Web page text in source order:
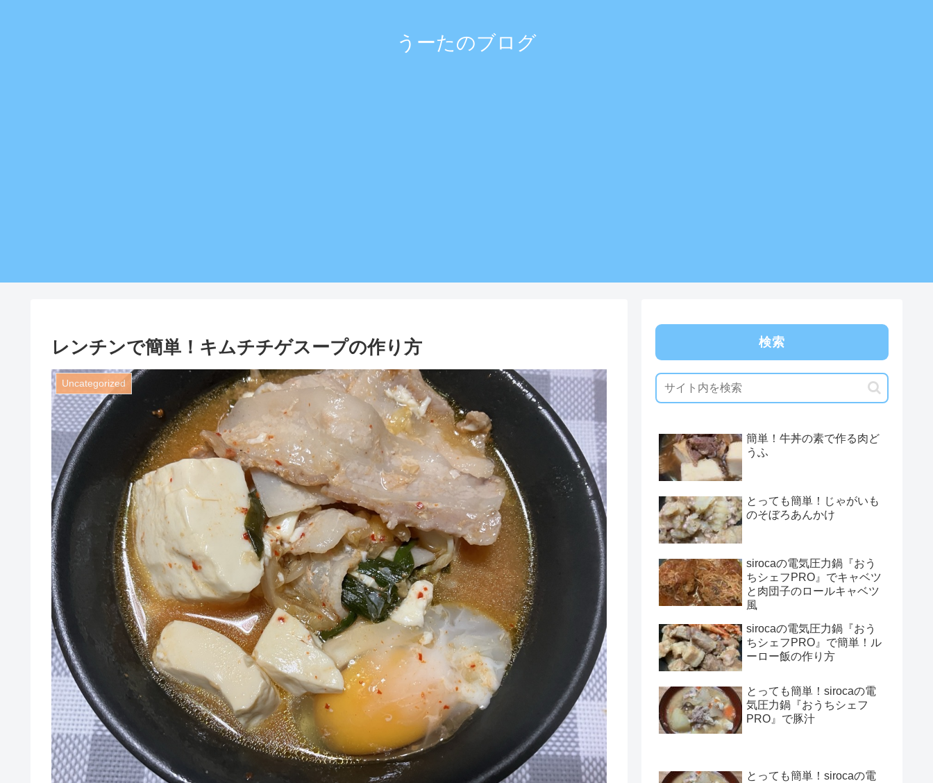
うーたのブログ
レンチンで簡単！キムチチゲスープの作り方
Uncategorized
検索
簡単！牛丼の素で作る肉ど
うふ
とっても簡単！じゃがいも
のそぼろあんかけ
sirocaの電気圧力鍋『おう
ちシェフPRO』でキャベツ
と肉団子のロールキャベツ
風
sirocaの電気圧力鍋『おう
ちシェフPRO』で簡単！ル
ーロー飯の作り方
とっても簡単！sirocaの電
気圧力鍋『おうちシェフ
PRO』で豚汁
とっても簡単！sirocaの電